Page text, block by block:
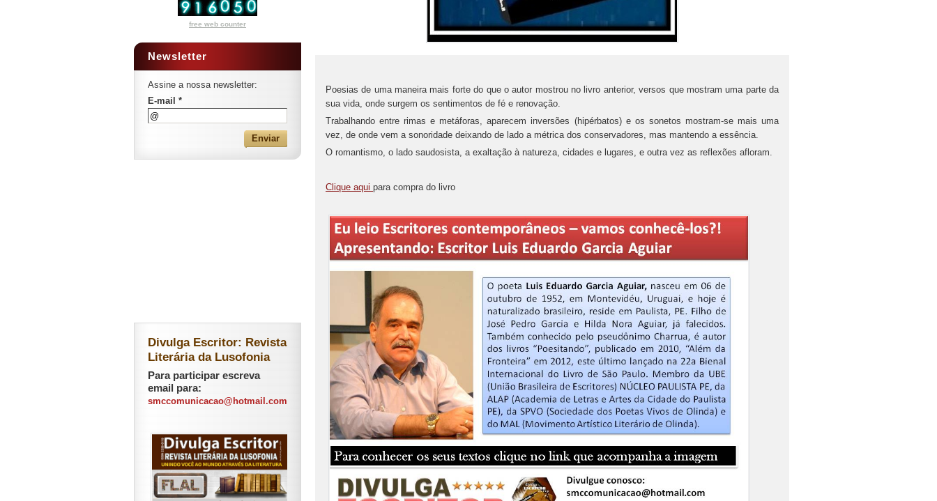
Poesias de uma maneira mais forte do que o autor mostrou no livro anterior, versos que mostram uma parte da
sua vida, onde surgem os sentimentos de fé e renovação.
Trabalhando entre rimas e metáforas, aparecem inversões (hipérbatos) e os sonetos mostram-se mais uma
vez, de onde vem a sonoridade deixando de lado a métrica dos conservadores, mas mantendo a essência.
O romantismo, o lado saudosista, a exaltação à natureza, cidades e lugares, e outra vez as reflexões afloram.
Clique aqui para compra do livro
free web counter
Newsletter
Assine a nossa newsletter:
E-mail *
Divulga Escritor: Revista
Literária da Lusofonia
Para participar escreva
email para:
smccomunicacao@hotmail.com